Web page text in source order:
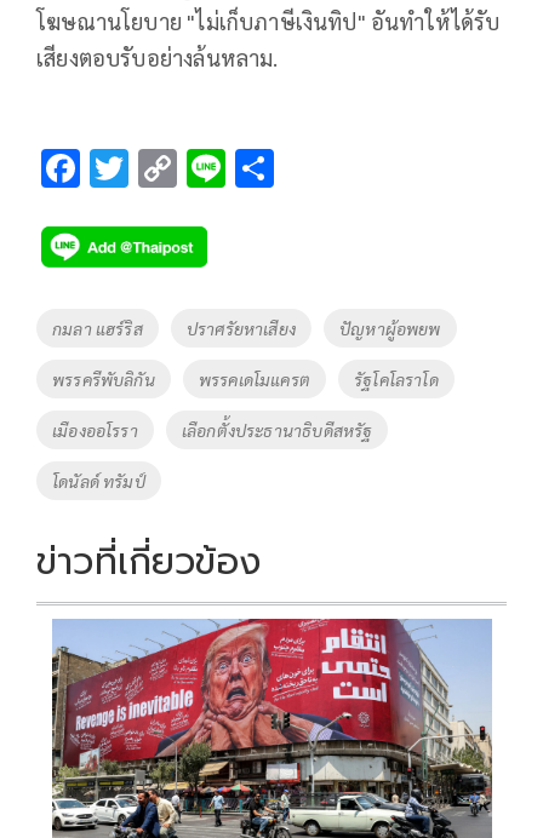
โฆษณานโยบาย "ไม่เก็บภาษีเงินทิป" อันทำให้ได้รับ
เสียงตอบรับอย่างล้นหลาม.
F
e
b
o
o
k
T
tt
er
C
p
y
Li
Li
Tags
กมลา แฮร์ริส ปราศรัยหาเสียง ปัญหาผู้อพยพ
พรรครีพับลิกัน พรรคเดโมแครต รัฐโคโลราโด
เมืองออโรรา เลือกตั้งประธานาธิบดีสหรัฐ
โดนัลด์ ทรัมป์
ข่าวที่เกี่ยวข้อง